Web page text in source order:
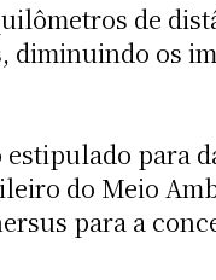
de
os
para
do Meio
para a